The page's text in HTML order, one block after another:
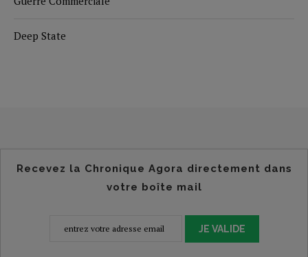
Deep State
Recevez la Chronique Agora directement dans
votre boîte mail
JE VALIDE